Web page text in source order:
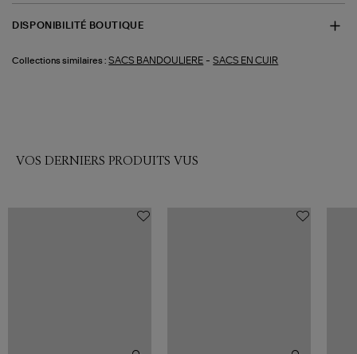
DISPONIBILITÉ BOUTIQUE
Collections similaires : SACS BANDOULIERE -SACS EN CUIR
VOS DERNIERS PRODUITS VUS